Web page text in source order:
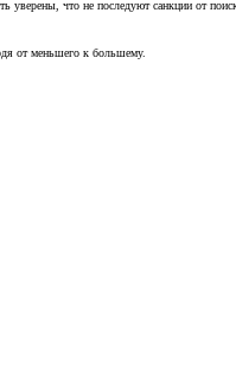
что не последуют санкции от
от меньшего к большему.